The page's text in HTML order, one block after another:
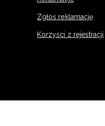
Zgłoś reklamację
Korzyści z rejestracji